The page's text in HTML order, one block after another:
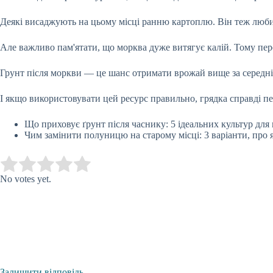
Деякі висаджують на цьому місці ранню картоплю. Він теж
Але важливо пам'ятати, що морква дуже витягує калій. Тому
Грунт після моркви — це шанс отримати врожай вище за
І якщо використовувати цей ресурс правильно, грядка справді
Що приховує ґрунт після часнику: 5 ідеальних культур
Чим замінити полуницю на старому місці: 3 варіанти, про
Rate this item:
No votes yet.